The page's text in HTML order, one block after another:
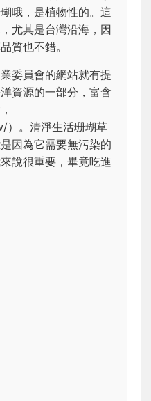
哦，是植物性的。這
尤其是台灣沿海，因
質也不錯。
委員會的網站就有提
資源的一部分，富含
。清淨生活珊瑚草
因為它需要無污染的
說很重要，畢竟吃進